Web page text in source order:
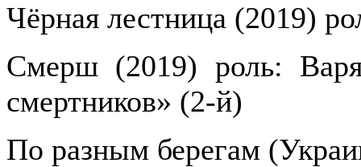
Чёрная лестница (2019)
Смерш (2019) роль:
смертников» (2-й)
По разным берегам